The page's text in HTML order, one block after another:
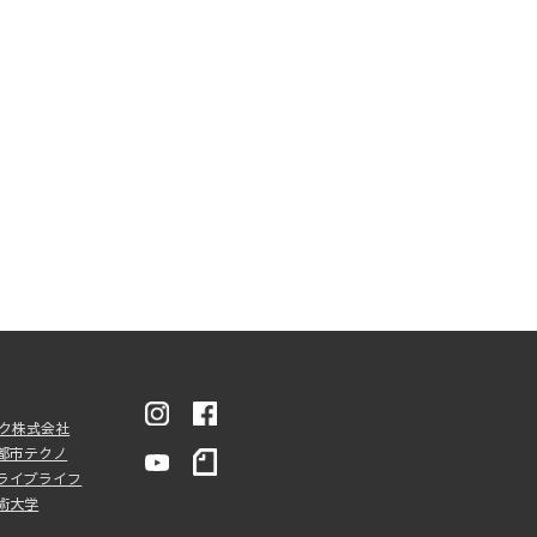
株式会社
市テクノ
イブライフ
大学